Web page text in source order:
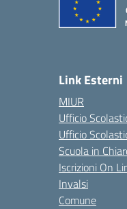
Link Esterni
MIUR
Ufficio
Ufficio
Scuola in
Iscrizioni On
Invalsi
Comune